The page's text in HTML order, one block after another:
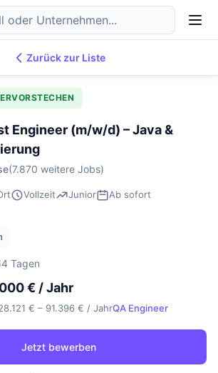
DE
Zurück zur Liste
Engineer (m/w/d) – Java &
(7.870 weitere Jobs)
Vollzeit Junior
Ab sofort
Tagen
€ / Jahr
€ – 91.396 € / JahrQA Engineer
Jetzt bewerben